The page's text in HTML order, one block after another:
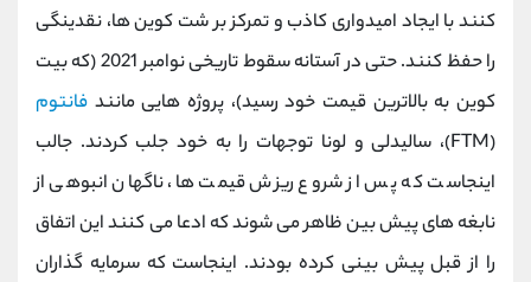
‌کنند با ایجاد امیدواری کاذب و تمرکز بر شت‌ کوین‌ ها، نقدینگی
را حفظ کنند. حتی در آستانه سقوط تاریخی نوامبر 2021 (که بیت
‌کوین به بالاترین قیمت خود رسید)، پروژه ‌هایی مانند فانتوم
(FTM)، سالیدلی و لونا توجهات را به خود جلب کردند. جالب
اینجاست که پس از شروع ریزش قیمت ‌ها، ناگهان انبوهی از
نابغه ‌های پیش ‌بین ظاهر می ‌شوند که ادعا می کنند این اتفاق
را از قبل پیش ‌بینی کرده بودند. اینجاست که سرمایه‌ گذاران